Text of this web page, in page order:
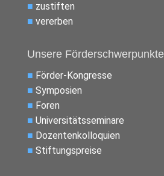
■ zustiften
■ vererben
Unsere Förderschwerpunkte
■ Förder-Kongresse
■ Symposien
■ Foren
■ Universitätsseminare
■ Dozentenkolloquien
■ Stiftungspreise